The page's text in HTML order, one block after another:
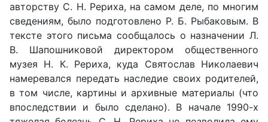
авторству С. Н. Рериха, на самом деле, по многим
сведениям, было подготовлено Р. Б. Рыбаковым. В
тексте этого письма сообщалось о назначении Л.
В. Шапошниковой директором общественного
музея Н. К. Рериха, куда Святослав Николаевич
намеревался передать наследие своих родителей,
в том числе, картины и архивные материалы (что
впоследствии и было сделано). В начале 1990-х